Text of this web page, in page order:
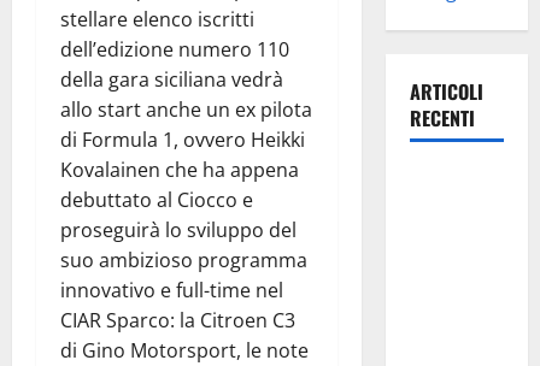
stellare elenco iscritti
dell’edizione numero 110
della gara siciliana vedrà
allo start anche un ex pilota
di Formula 1, ovvero Heikki
Kovalainen che ha appena
debuttato al Ciocco e
proseguirà lo sviluppo del
suo ambizioso programma
innovativo e full-time nel
CIAR Sparco: la Citroen C3
di Gino Motorsport, le note
ARTICOLI
RECENTI